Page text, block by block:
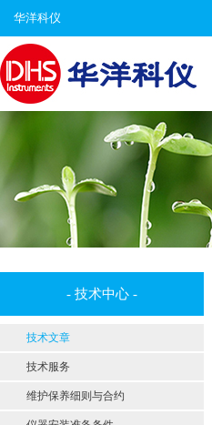
华洋科仪
- 技术中心 -
技术文章
技术服务
维护保养细则与合约